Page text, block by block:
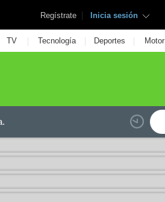
Regístrate | Inicia sesión
TV | Tecnología | Deportes | Motor